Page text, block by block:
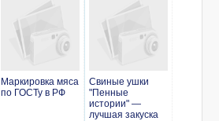
Маркировка мяса
по ГОСТу в РФ
Свиные ушки
"Пенные
истории" —
лучшая закуска